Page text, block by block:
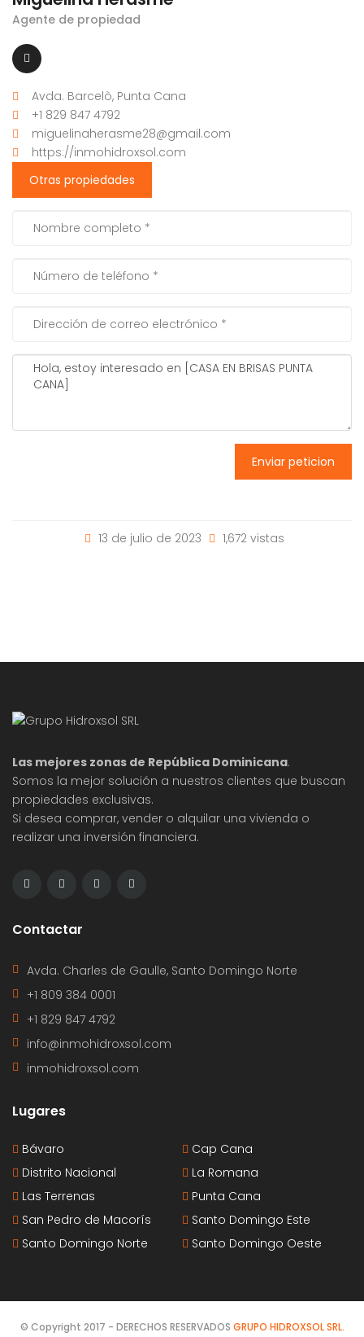
Agente de propiedad
Avda. Barcelò, Punta Cana
+1 829 847 4792
miguelinaherasme28@gmail.com
https://inmohidroxsol.com
Otras propiedades
Enviar peticion
13 de julio de 2023 1,672 vistas
Las mejores zonas de República Dominicana.
Somos la mejor solución a nuestros clientes que buscan
propiedades exclusivas.
Si desea comprar, vender o alquilar una vivienda o
realizar una inversión financiera.
Contactar
Avda. Charles de Gaulle, Santo Domingo Norte
+1 809 384 0001
+1 829 847 4792
info@inmohidroxsol.com
inmohidroxsol.com
Lugares
Bávaro
Cap Cana
Distrito Nacional
La Romana
Las Terrenas
Punta Cana
San Pedro de Macorís
Santo Domingo Este
Santo Domingo Norte
Santo Domingo Oeste
© Copyright 2017 - DERECHOS RESERVADOS GRUPO HIDROXSOL SRL.